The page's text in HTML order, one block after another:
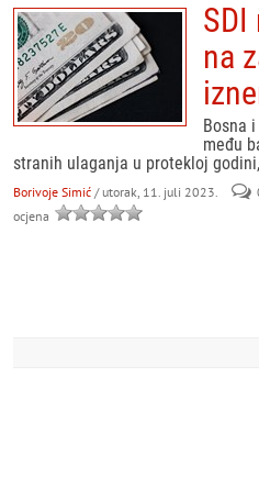
SDI
na
Bosna
među
stranih ulaganja u protekloj
Borivoje Simić / utorak, 11. juli 2023.
ocjena